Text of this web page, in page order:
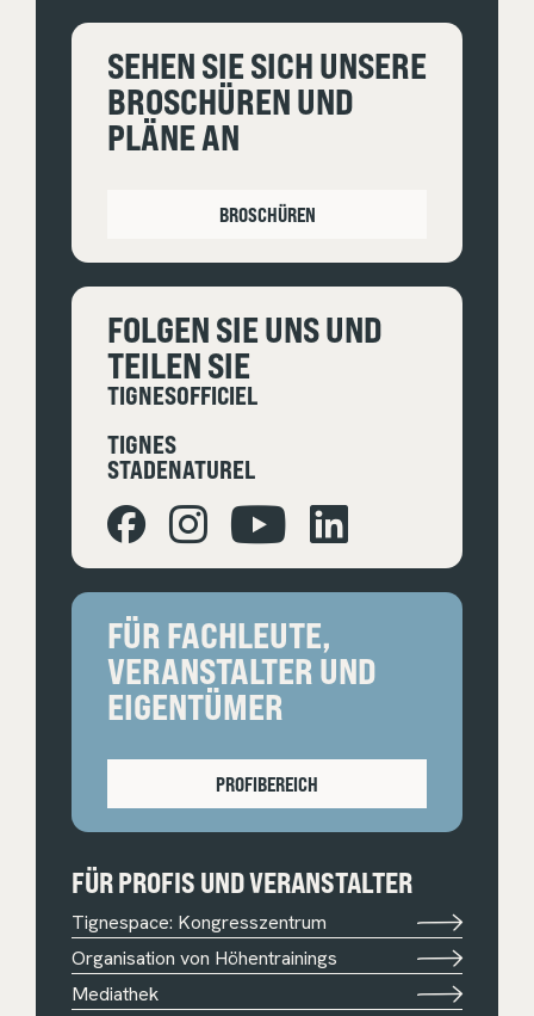
SEHEN SIE SICH UNSERE
BROSCHÜREN UND
PLÄNE AN
BROSCHÜREN
FOLGEN SIE UNS UND
TEILEN SIE
TIGNESOFFICIEL
TIGNES
STADENATUREL
FÜR FACHLEUTE,
VERANSTALTER UND
EIGENTÜMER
PROFIBEREICH
FÜR PROFIS UND VERANSTALTER
Tignespace: Kongresszentrum
Organisation von Höhentrainings
Mediathek